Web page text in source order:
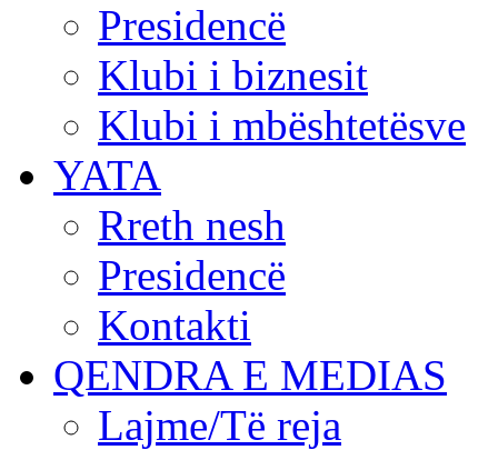
Presidencë
Klubi i biznesit
Klubi i mbështetësve
YATA
Rreth nesh
Presidencë
Kontakti
QENDRA E MEDIAS
Lajme/Të reja